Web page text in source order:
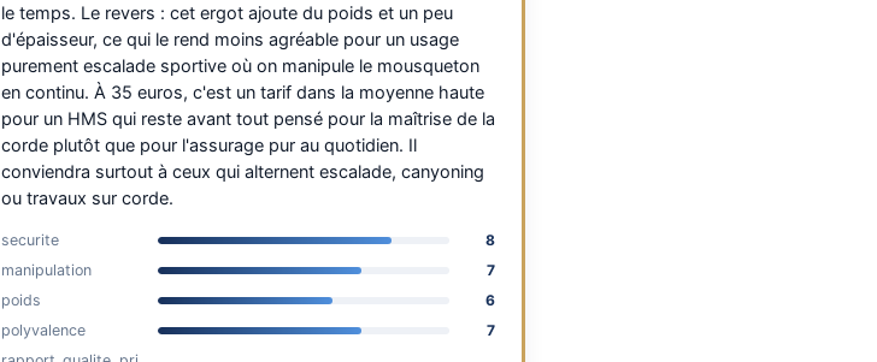
le temps. Le revers : cet ergot ajoute du poids et un peu
d'épaisseur, ce qui le rend moins agréable pour un usage
purement escalade sportive où on manipule le mousqueton
en continu. À 35 euros, c'est un tarif dans la moyenne haute
pour un HMS qui reste avant tout pensé pour la maîtrise de la
corde plutôt que pour l'assurage pur au quotidien. Il
conviendra surtout à ceux qui alternent escalade, canyoning
ou travaux sur corde.
securite
8
manipulation
7
poids
6
polyvalence
7